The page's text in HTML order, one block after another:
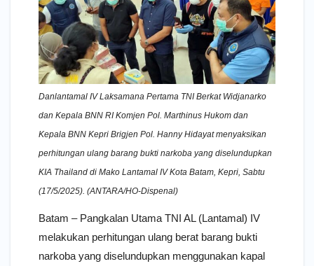
Danlantamal IV Laksamana Pertama TNI Berkat Widjanarko
dan Kepala BNN RI Komjen Pol. Marthinus Hukom dan
Kepala BNN Kepri Brigjen Pol. Hanny Hidayat menyaksikan
perhitungan ulang barang bukti narkoba yang diselundupkan
KIA Thailand di Mako Lantamal IV Kota Batam, Kepri, Sabtu
(17/5/2025). (ANTARA/HO-Dispenal)
Batam – Pangkalan Utama TNI AL (Lantamal) IV
melakukan perhitungan ulang berat barang bukti
narkoba yang diselundupkan menggunakan kapal